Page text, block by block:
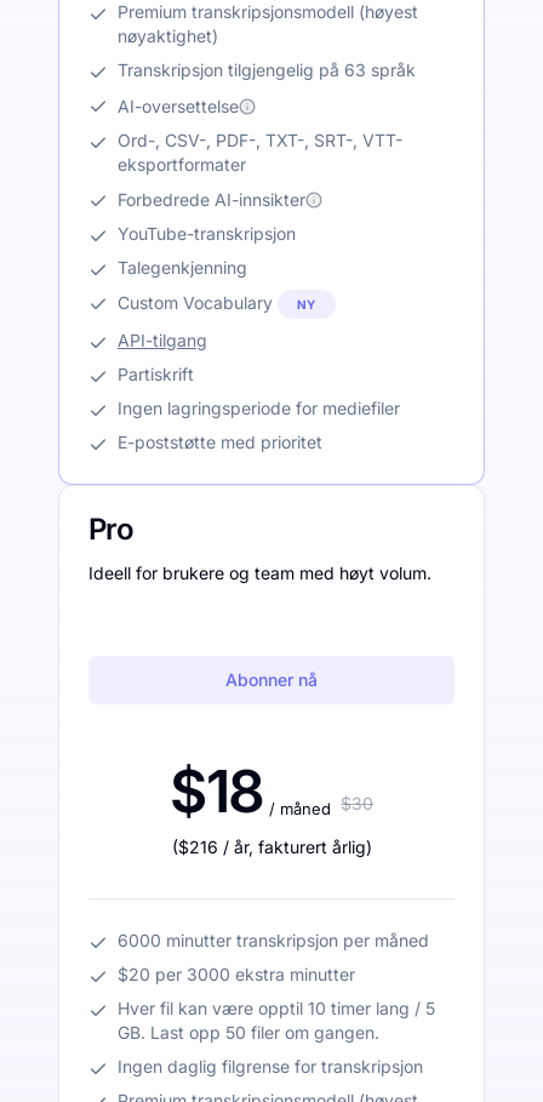
Premium transkripsjonsmodell (høyest
nøyaktighet)
Transkripsjon tilgjengelig på 63 språk
AI-oversettelse
Ord-, CSV-, PDF-, TXT-, SRT-, VTT-
eksportformater
Forbedrede AI-innsikter
YouTube-transkripsjon
Talegenkjenning
Custom Vocabulary
NY
API-tilgang
Partiskrift
Ingen lagringsperiode for mediefiler
E-poststøtte med prioritet
Pro
Ideell for brukere og team med høyt volum.
Abonner nå
$18 / måned $30
($216 / år, fakturert årlig)
6000 minutter transkripsjon per måned
$20 per 3000 ekstra minutter
Hver fil kan være opptil 10 timer lang / 5
GB. Last opp 50 filer om gangen.
Ingen daglig filgrense for transkripsjon